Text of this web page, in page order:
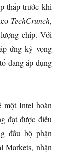
thấp trước khi
TechCrunch,
chip. Với
ứng kỳ vọng
đang áp dụng
một Intel hoàn
đạt được điều
đầu bộ phận
Markets, nhận